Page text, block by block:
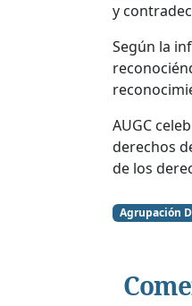
y
Según la
AUGC
derechos
de los
Agrupación